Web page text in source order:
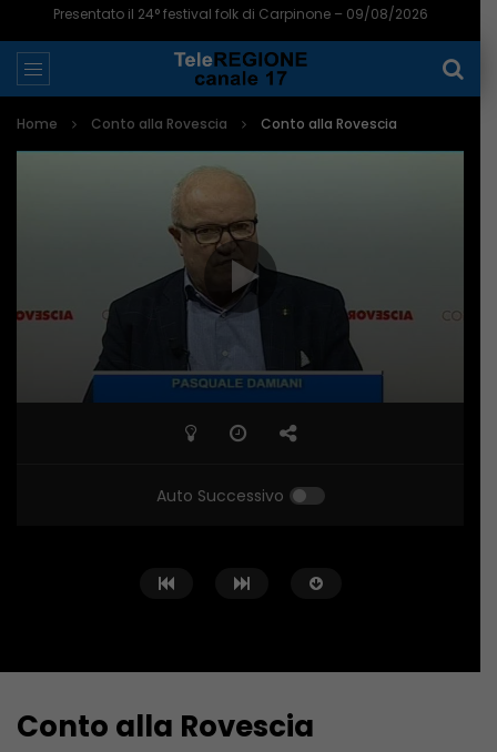
Presentato il 24° festival folk di Carpinone – 09/08/2026
Home Conto alla Rovescia Conto alla Rovescia
Auto Successivo
Conto alla Rovescia